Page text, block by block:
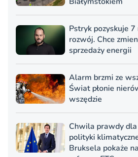
Pstryk pozyskuje
rozwój. Chce
sprzedaży energii
Alarm brzmi ze
Świat płonie
wszędzie
Chwila prawdy
polityki
Bruksela pokaże